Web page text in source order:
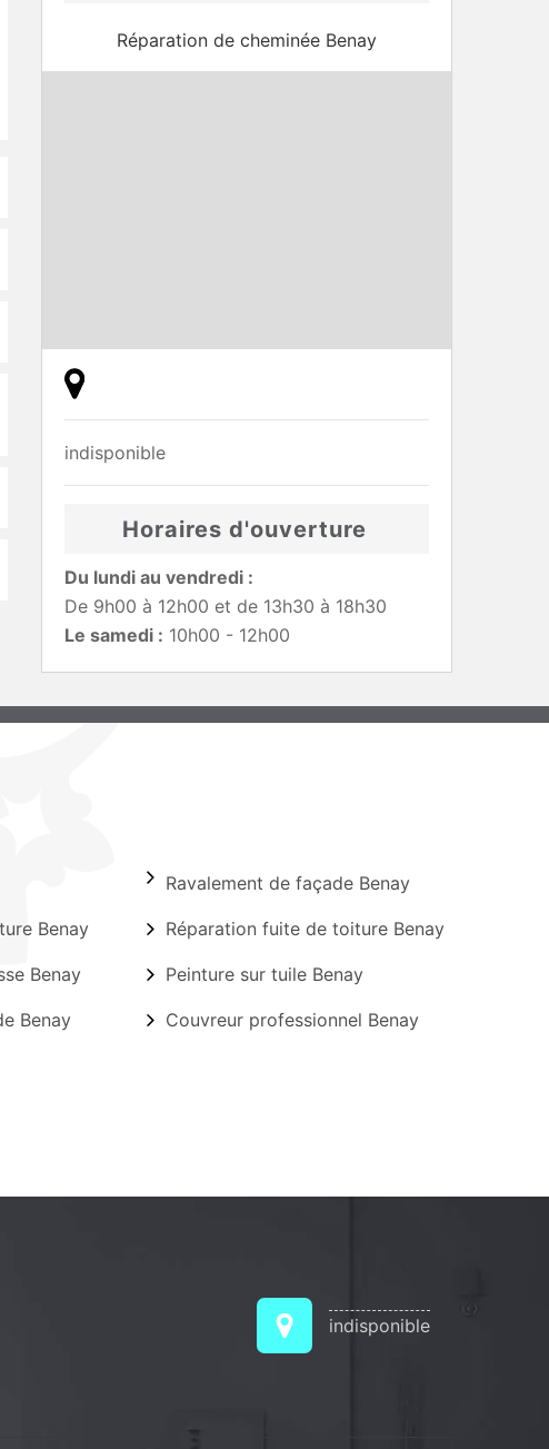
Réparation de cheminée Benay
indisponible
Horaires d'ouverture
Du lundi au vendredi :
De 9h00 à 12h00 et de 13h30 à 18h30
Le samedi : 10h00 - 12h00
Benay
Benay
Benay
Ravalement de façade Benay
Réparation fuite de toiture Benay
Peinture sur tuile Benay
Couvreur professionnel Benay
indisponible